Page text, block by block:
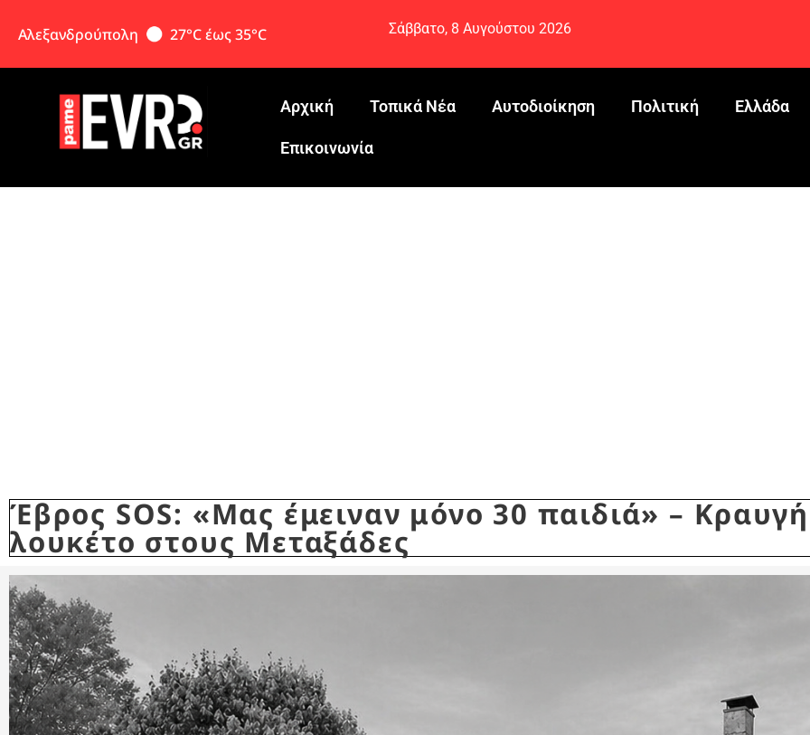
Αλεξανδρούπολη 27°C έως 35°C Σάββατο, 8 Αυγούστου 2026
Αρχική Τοπικά Νέα Αυτοδιοίκηση Πολιτική Ελλάδα
Eπικοινωνία
Έβρος SOS: «Μας έμειναν μόνο 30 παιδιά» –
λουκέτο στους Μεταξάδες